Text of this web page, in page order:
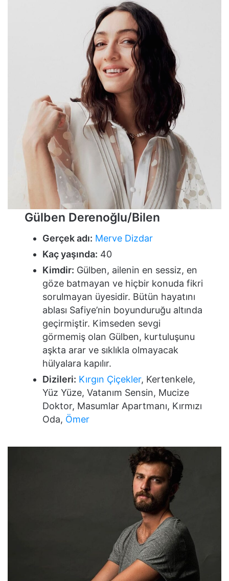
Gülben Derenoğlu/Bilen
Gerçek adı: Merve Dizdar
Kaç yaşında: 40
Kimdir: Gülben, ailenin en sessiz, en
göze batmayan ve hiçbir konuda fikri
sorulmayan üyesidir. Bütün hayatını
ablası Safiye’nin boyunduruğu altında
geçirmiştir. Kimseden sevgi
görmemiş olan Gülben, kurtuluşunu
aşkta arar ve sıklıkla olmayacak
hülyalara kapılır.
Dizileri: Kırgın Çiçekler, Kertenkele,
Yüz Yüze, Vatanım Sensin, Mucize
Doktor, Masumlar Apartmanı, Kırmızı
Oda, Ömer